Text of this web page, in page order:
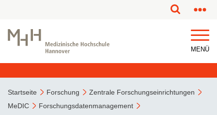
MENÜ
Startseite Forschung
Zentrale Forschungseinrichtungen
MeDIC
Forschungsdatenmanagement